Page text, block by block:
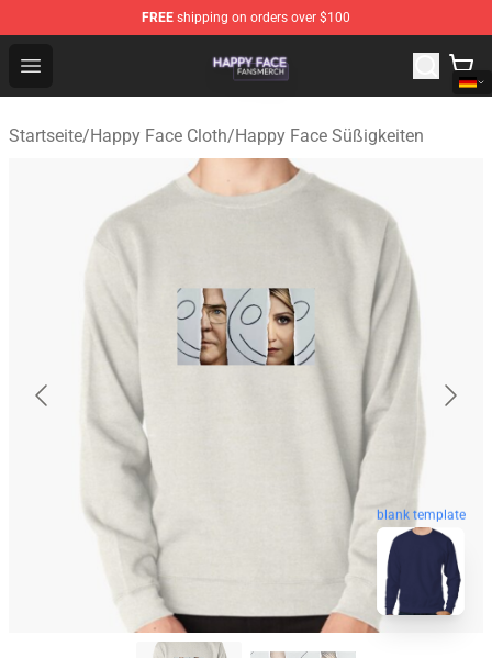
FREE shipping on orders over $100
Open menu
Happy Face Shop - Official Happy Face Merchandise
Startseite/Happy Face Cloth/Happy Face Süßigkeiten
blank template